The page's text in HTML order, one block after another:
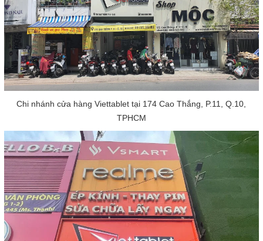
Chi nhánh cửa hàng Viettablet tại 174 Cao Thắng, P.11, Q.10,
TPHCM